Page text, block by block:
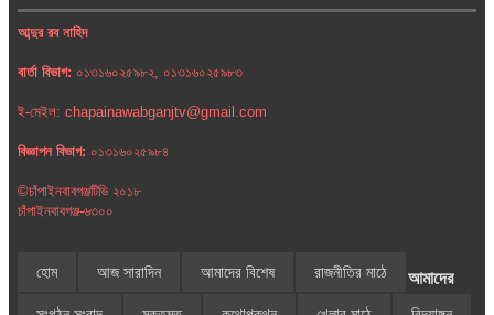
আব্দুর রব নাহিদ
বার্তা বিভাগ: ০১৩১৬০২৫৯৮২, ০১৩১৬০২৫৯৮৩
ই-মেইল: chapainawabganjtv@gmail.com
বিজ্ঞাপন বিভাগ: ০১৩১৬০২৫৯৮৪
©চাঁপাইনবাবগঞ্জটিভি ২০১৮
চাঁপাইনবাবগঞ্জ-৬৩০০
হোম আজ সারাদিন আমাদের বিশেষ রাজনীতির মাঠে আমাদের